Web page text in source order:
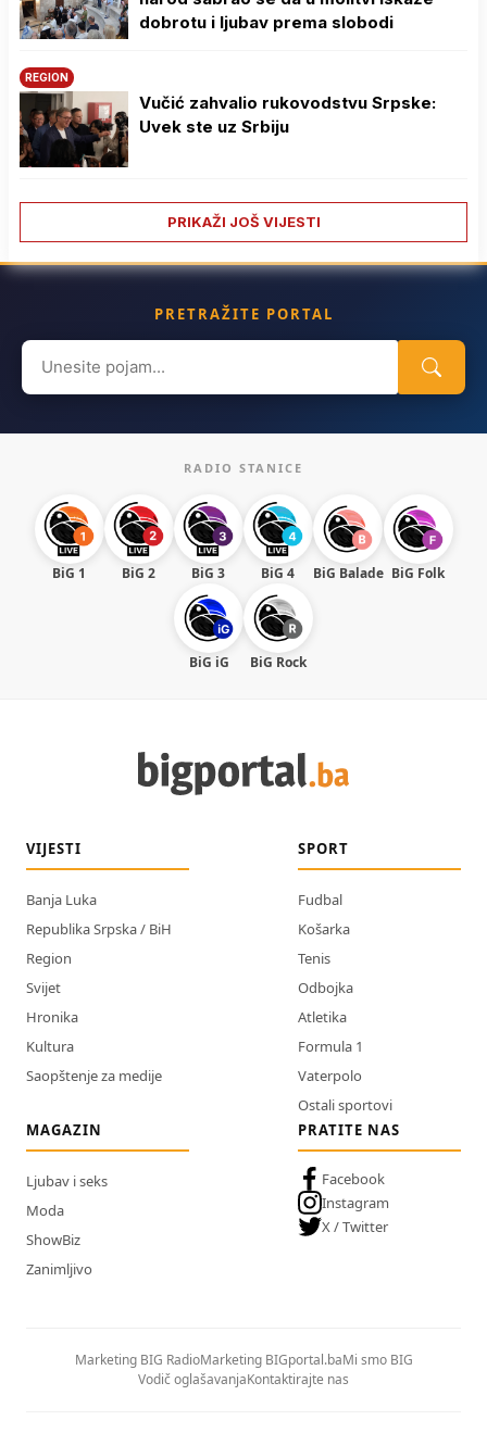
dobrotu i ljubav prema slobodi
REGION
Vučić zahvalio rukovodstvu Srpske:
Uvek ste uz Srbiju
PRIKAŽI JOŠ VIJESTI
PRETRAŽITE PORTAL
Search
for:
RADIO STANICE
BiG 1 BiG 2 BiG 3 BiG 4 BiG Balade BiG Folk
BiG iG BiG Rock
VIJESTI
Banja Luka
Republika Srpska / BiH
Region
Svijet
Hronika
Kultura
Saopštenje za medije
SPORT
Fudbal
Košarka
Tenis
Odbojka
Atletika
Formula 1
Vaterpolo
Ostali sportovi
MAGAZIN
Ljubav i seks
Moda
ShowBiz
Zanimljivo
PRATITE NAS
Facebook
Instagram
X / Twitter
Marketing BIG RadioMarketing BIGportal.baMi smo BIG
Vodič oglašavanjaKontaktirajte nas